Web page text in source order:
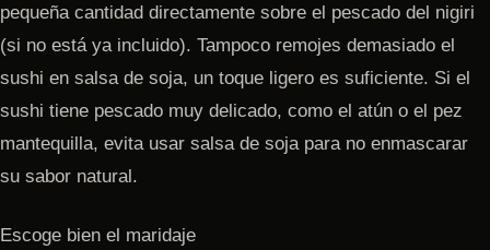
pequeña cantidad directamente sobre el pescado del nigiri
(si no está ya incluido). Tampoco remojes demasiado el
sushi en salsa de soja, un toque ligero es suficiente. Si el
sushi tiene pescado muy delicado, como el atún o el pez
mantequilla, evita usar salsa de soja para no enmascarar
su sabor natural.
Escoge bien el maridaje